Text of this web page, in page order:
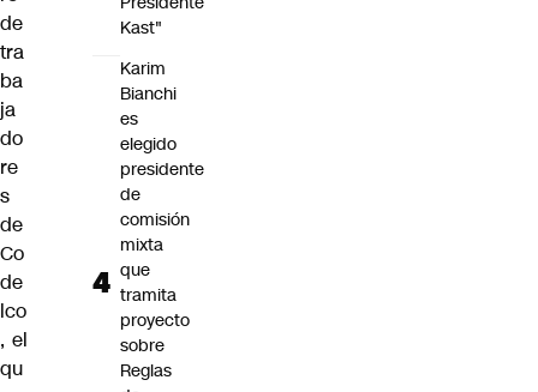
de
tra
ba
ja
do
re
s
de
Co
de
lco
, el
qu
Kast"
Karim
Bianchi
es
elegido
presidente
de
comisión
mixta
que
tramita
proyecto
sobre
Reglas